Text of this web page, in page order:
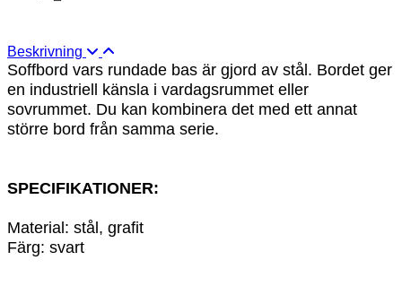
Beskrivning
Soffbord vars rundade bas är gjord av stål. Bordet ger
en industriell känsla i vardagsrummet eller
sovrummet. Du kan kombinera det med ett annat
större bord från samma serie.
SPECIFIKATIONER:
Material: stål, grafit
Färg: svart